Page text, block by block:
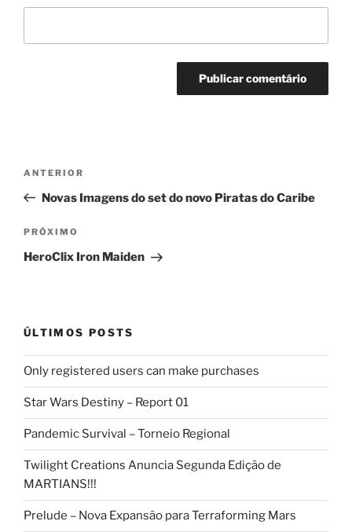
Post
Post
anterior
ANTERIOR
Novas Imagens do set do novo Piratas do Caribe
Próximo
post
PRÓXIMO
HeroClix Iron Maiden
ÚLTIMOS POSTS
Only registered users can make purchases
Star Wars Destiny – Report 01
Pandemic Survival – Torneio Regional
Twilight Creations Anuncia Segunda Edição de
MARTIANS!!!
Prelude – Nova Expansão para Terraforming Mars